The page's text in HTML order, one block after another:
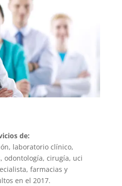
de:
laboratorio clínico,
odontología, cirugía, uci
farmacias y
en el 2017.